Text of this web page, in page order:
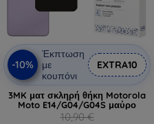
-10%
Έκπτωση
με
κουπόνι
EXTRA10
3MK ματ σκληρή θήκη Motorola
Moto E14/G04/G04S μαύρο
10,90 €